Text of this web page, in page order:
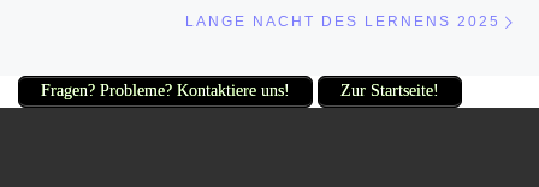
LANGE NACHT DES LERNENS 2025
Fragen? Probleme? Kontaktiere uns! Zur Startseite!